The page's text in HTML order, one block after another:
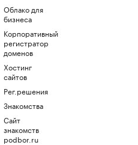
Облако для
бизнеса
Корпоративный
регистратор
доменов
Хостинг
сайтов
Рег.решения
Знакомства
Сайт
знакомств
podbor.ru